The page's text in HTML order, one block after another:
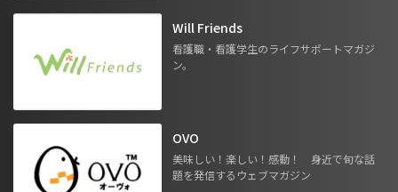
Will Friends
看護職・看護学生のライフサポートマガジ
ン。
OVO
美味しい！楽しい！感動！ 身近で旬な話
題を発信するウェブマガジン